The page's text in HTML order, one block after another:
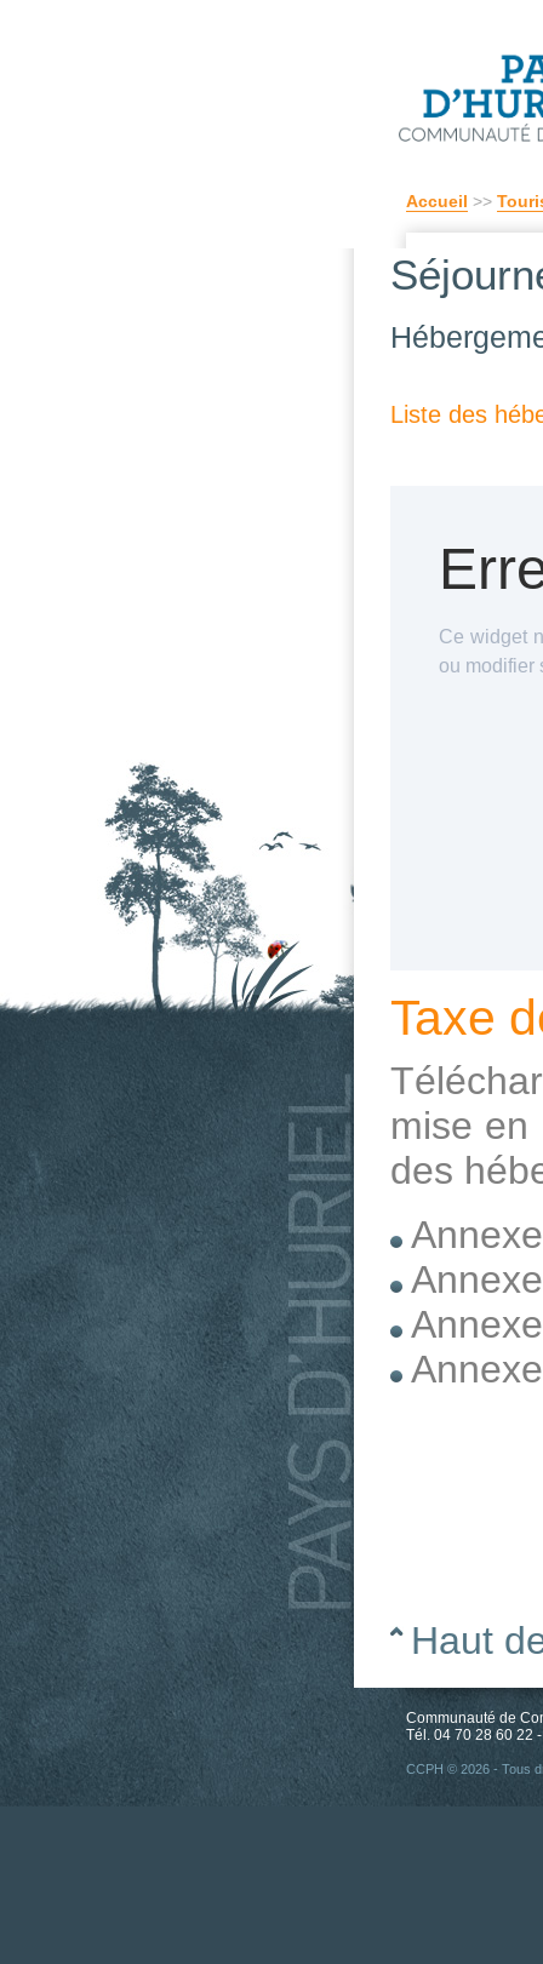
Accueil >>
Liste des
Taxe
mise en
des
Haut
Communauté de
Tél. 04 70 28 60 22
CCPH © 2026 - Tous